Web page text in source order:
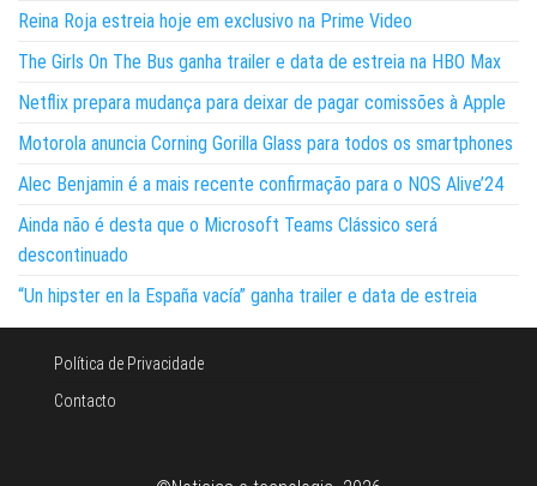
Reina Roja estreia hoje em exclusivo na Prime Video
The Girls On The Bus ganha trailer e data de estreia na HBO Max
Netflix prepara mudança para deixar de pagar comissões à Apple
Motorola anuncia Corning Gorilla Glass para todos os smartphones
Alec Benjamin é a mais recente confirmação para o NOS Alive’24
Ainda não é desta que o Microsoft Teams Clássico será
descontinuado
“Un hipster en la España vacía” ganha trailer e data de estreia
Política de Privacidade
Contacto